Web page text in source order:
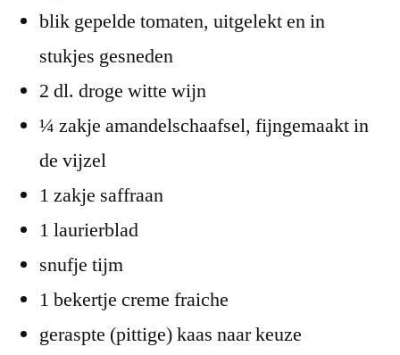
blik gepelde tomaten, uitgelekt en in
stukjes gesneden
2 dl. droge witte wijn
¼ zakje amandelschaafsel, fijngemaakt in
de vijzel
1 zakje saffraan
1 laurierblad
snufje tijm
1 bekertje creme fraiche
geraspte (pittige) kaas naar keuze